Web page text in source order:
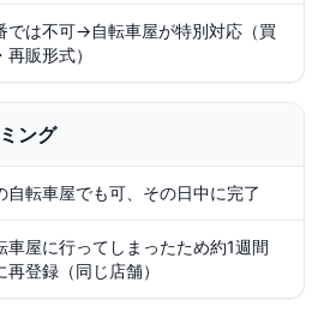
では不可→自転車屋が特別対応（買
再販形式）
ング
自転車屋でも可、その日中に完了
車屋に行ってしまったため約1週間
再登録（同じ店舗）